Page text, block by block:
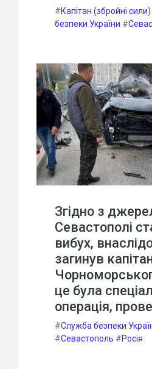
#Капітан (збройні сили)
безпеки України #
Згідно з
Севастополі
вибух,
загинув
це була
операція,
#Служба безпеки
#Севастополь #Росія